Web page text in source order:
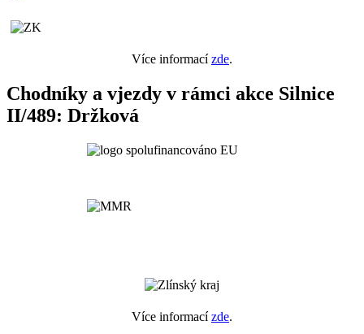
Více informacízde.
Chodníky a vjezdy v rámci akce Silnice
II/489: Držková
Více informacízde.